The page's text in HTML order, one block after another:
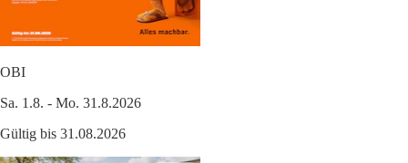
OBI
Sa. 1.8. - Mo. 31.8.2026
Gültig bis 31.08.2026